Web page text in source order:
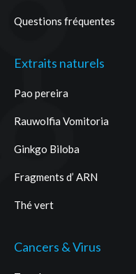
Questions fréquentes
Extraits naturels
Pao pereira
Rauwolfia Vomitoria
Ginkgo Biloba
Fragments d’ ARN
Thé vert
Cancers & Virus